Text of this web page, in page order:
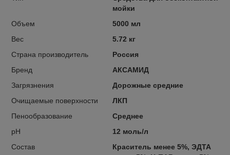
мойки
Объем
5000 мл
Вес
5.72 кг
Страна производитель
Россия
Бренд
АКСАМИД
Загрязнения
Дорожные средние
Очищаемые поверхности
ЛКП
Пенообразование
Среднее
pH
12 моль/л
Состав
Краситель менее 5%, ЭДТА